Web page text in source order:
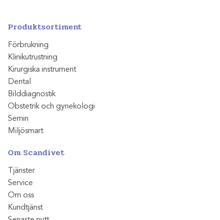
Produktsortiment
Förbrukning
Klinikutrustning
Kirurgiska instrument
Dental
Bilddiagnostik
Obstetrik och gynekologi
Semin
Miljösmart
Om Scandivet
Tjänster
Service
Om oss
Kundtjänst